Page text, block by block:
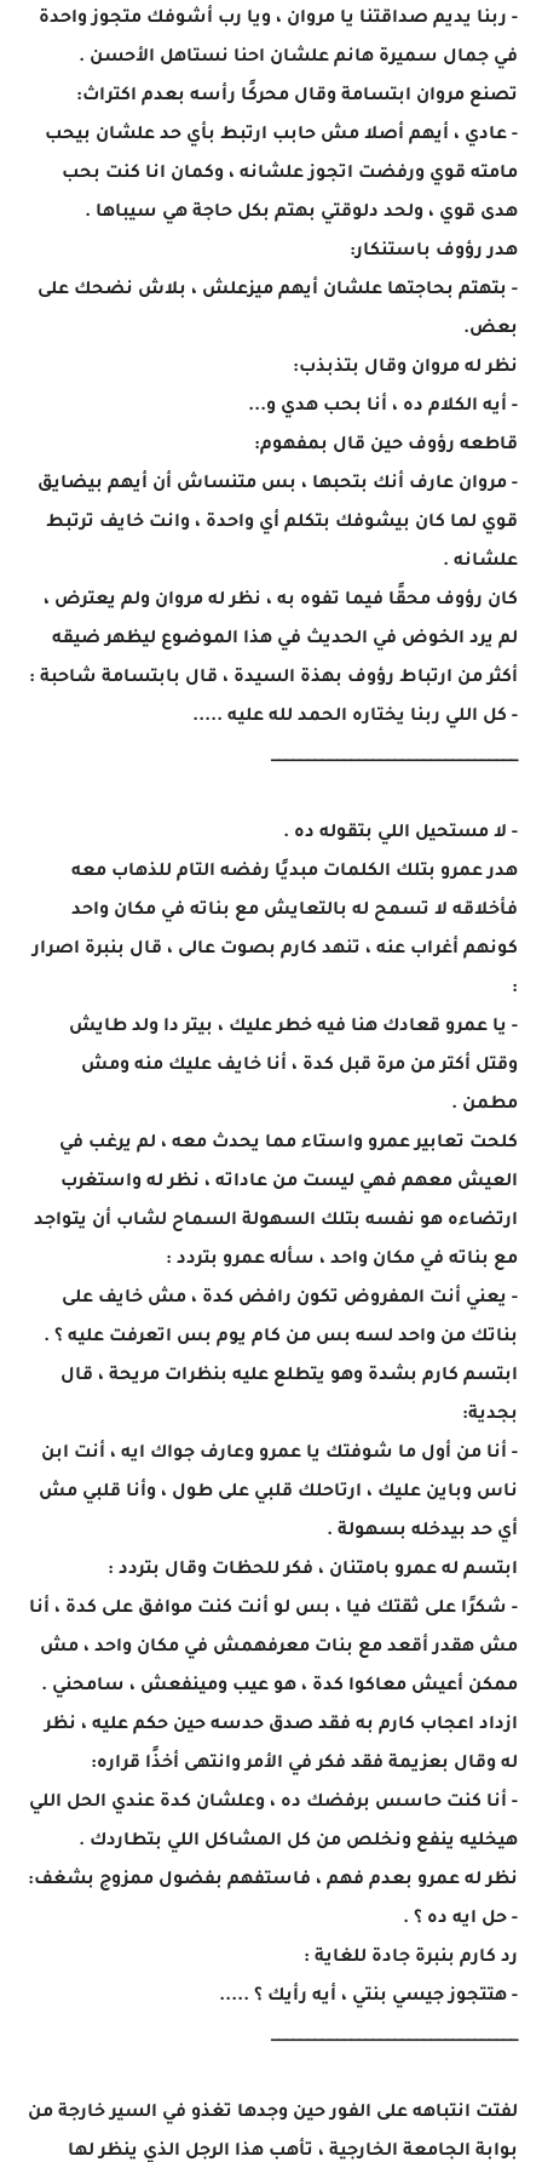
- ربنا يديم صداقتنا يا مروان ، ويا رب أشوفك متجوز واحدة
في جمال سميرة هانم علشان احنا نستاهل الأحسن .
تصنع مروان ابتسامة وقال محركًا رأسه بعدم اكتراث:
- عادي ، أيهم أصلا مش حابب ارتبط بأي حد علشان بيحب
مامته قوي ورفضت اتجوز علشانه ، وكمان انا كنت بحب
هدى قوي ، ولحد دلوقتي بهتم بكل حاجة هي سيباها .
هدر رؤوف باستنكار:
- بتهتم بحاجتها علشان أيهم ميزعلش ، بلاش نضحك على
بعض.
نظر له مروان وقال بتذبذب:
- أيه الكلام ده ، أنا بحب هدي و...
قاطعه رؤوف حين قال بمفهوم:
- مروان عارف أنك بتحبها ، بس متنساش أن أيهم بيضايق
قوي لما كان بيشوفك بتكلم أي واحدة ، وانت خايف ترتبط
علشانه .
كان رؤوف محقًا فيما تفوه به ، نظر له مروان ولم يعترض ،
لم يرد الخوض في الحديث في هذا الموضوع ليظهر ضيقه
أكثر من ارتباط رؤوف بهذة السيدة ، قال بابتسامة شاحبة :
- كل اللي ربنا يختاره الحمد لله عليه .....
__________________________________
- لا مستحيل اللي بتقوله ده .
هدر عمرو بتلك الكلمات مبديًا رفضه التام للذهاب معه
فأخلاقه لا تسمح له بالتعايش مع بناته في مكان واحد
كونهم أغراب عنه ، تنهد كارم بصوت عالى ، قال بنبرة اصرار
:
- يا عمرو قعادك هنا فيه خطر عليك ، بيتر دا ولد طايش
وقتل أكتر من مرة قبل كدة ، أنا خايف عليك منه ومش
مطمن .
كلحت تعابير عمرو واستاء مما يحدث معه ، لم يرغب في
العيش معهم فهي ليست من عاداته ، نظر له واستغرب
ارتضاءه هو نفسه بتلك السهولة السماح لشاب أن يتواجد
مع بناته في مكان واحد ، سأله عمرو بتردد :
- يعني أنت المفروض تكون رافض كدة ، مش خايف على
بناتك من واحد لسه بس من كام يوم بس اتعرفت عليه ؟ .
ابتسم كارم بشدة وهو يتطلع عليه بنظرات مريحة ، قال
بجدية:
- أنا من أول ما شوفتك يا عمرو وعارف جواك ايه ، أنت ابن
ناس وباين عليك ، ارتاحلك قلبي على طول ، وأنا قلبي مش
أي حد بيدخله بسهولة .
ابتسم له عمرو بامتنان ، فكر للحظات وقال بتردد :
- شكرًا على ثقتك فيا ، بس لو أنت كنت موافق على كدة ، أنا
مش هقدر أقعد مع بنات معرفهمش في مكان واحد ، مش
ممكن أعيش معاكوا كدة ، هو عيب ومينفعش ، سامحني .
ازداد اعجاب كارم به فقد صدق حدسه حين حكم عليه ، نظر
له وقال بعزيمة فقد فكر في الأمر وانتهى أخذًا قراره:
- أنا كنت حاسس برفضك ده ، وعلشان كدة عندي الحل اللي
هيخليه ينفع ونخلص من كل المشاكل اللي بتطاردك .
نظر له عمرو بعدم فهم ، فاستفهم بفضول ممزوج بشغف:
- حل ايه ده ؟ .
رد كارم بنبرة جادة للغاية :
- هتتجوز جيسي بنتي ، أيه رأيك ؟ .....
__________________________________
لفتت انتباهه على الفور حين وجدها تغذو في السير خارجة من
بوابة الجامعة الخارجية ، تأهب هذا الرجل الذي ينظر لها